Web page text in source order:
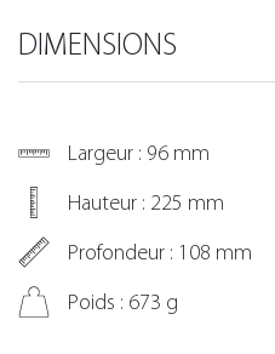
DIMENSIONS
Largeur : 96 mm
Hauteur : 225 mm
Profondeur : 108 mm
Poids : 673 g